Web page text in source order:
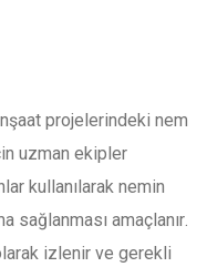
projelerindeki nem
uzman ekipler
kullanılarak nemin
sağlanması amaçlanır.
izlenir ve gerekli